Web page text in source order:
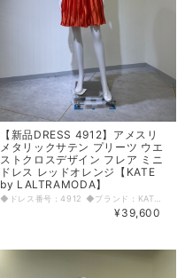
【新品DRESS 4912】アメスリ
メタリックサテン プリーツ ウエ
ストクロスデザイン フレア ミニ
ドレス レッドオレンジ【KATE
by LALTRAMODA】
◆ドレス番号：4912 ◆ブランド：KATE by LALTRAMODA ◆サイズ：S ◆カラー：レッドオレンジ ※平置きサイズ寸法 着丈：NP～89cm バスト：42cm ウエスト：32cm ヒップ： 48cm アームホール：24cm 〈生地感〉 ＝＝＝＝＝＝＝＝＝＝＝＝＝＝＝＝ 伸縮性：なし 厚み：普通 裏地：あり 透け感：なし ＝＝＝＝＝＝＝＝＝＝＝＝＝＝＝＝ その他 背中ファスナー ウエストゴム入り伸縮あり ◆マネキンサイズ 本体（H） 178cm バスト 78cm ウエスト 59cm ヒップ 87cm
¥39,600